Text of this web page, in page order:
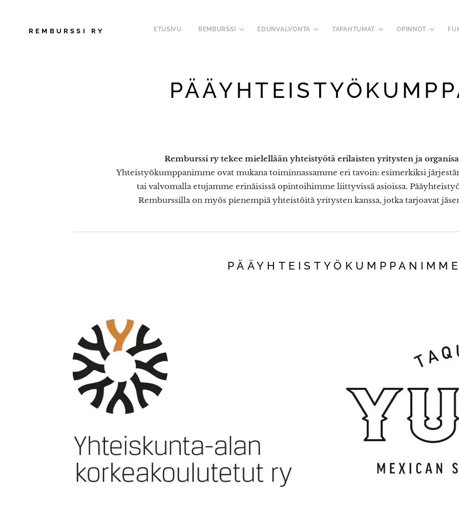
REMBURSSI RY ETUSIVU REMBURSSI EDUNVALVONTA TAPAHTUMAT OPINNOT
Remburssi ry tekee mielellään yhteistyötä erilaisten yritysten ja
Yhteistyökumppanimme ovat mukana toiminnassamme eri tavoin: esimerkiksi
tai valvomalla etujamme erinäisissä opintoihimme liittyvissä asioissa.
Remburssilla on myös pienempiä yhteistöitä yritysten kanssa, jotka tarjoavat